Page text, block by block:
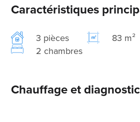
Caractéristiques
3 pièces
83 m²
2 chambres
Chauffage et diagnostic